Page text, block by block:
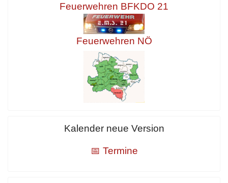
Feuerwehren BFKDO 21
Feuerwehren NÖ
Kalender neue Version
📅 Termine